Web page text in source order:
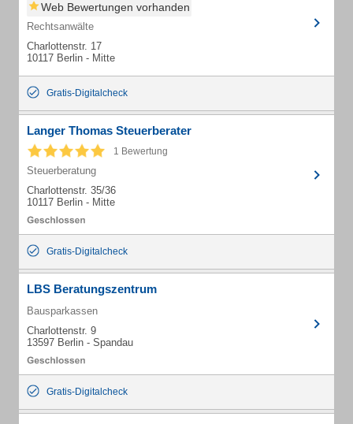
Web Bewertungen vorhanden
Rechtsanwälte
Charlottenstr. 17
10117 Berlin - Mitte
Gratis-Digitalcheck
Langer Thomas Steuerberater
1 Bewertung
Steuerberatung
Charlottenstr. 35/36
10117 Berlin - Mitte
Gratis-Digitalcheck
LBS Beratungszentrum
Bausparkassen
Charlottenstr. 9
13597 Berlin - Spandau
Gratis-Digitalcheck